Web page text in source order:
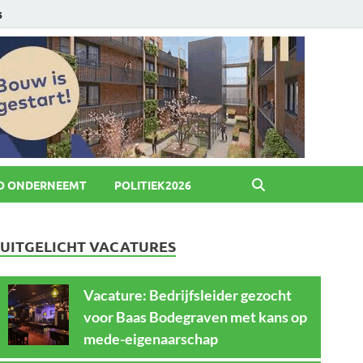
ONDERNEEMT POLITIEK2026
UITGELICHT VACATURES
Vacature: Bedrijfsleider gezocht
voor Baas Bodegraven met kans op
mede-eigenaarschap